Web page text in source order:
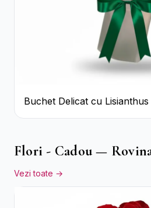
Buchet Delicat cu
Roz
Flori - Cadou —
Vezi toate →